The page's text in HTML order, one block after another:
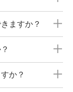
、保険料が変更と
一のご契約者
いただいた
をご用意して
いた先天性
費用、去勢・
ます。詳し
ますか？
ない場合
は補償しない
がありま
にて通知、条
年月日・ペ
ご入力いただ
か？